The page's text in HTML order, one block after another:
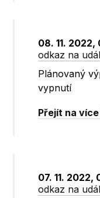
08. 11.
odkaz na
Plánovaný
vypnutí
Přejít na
07. 11.
odkaz na